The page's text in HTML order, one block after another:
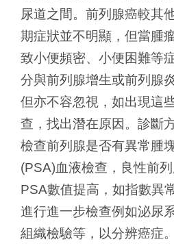
尿道之間。前列腺癌較其
期症狀並不明顯，但當腫
致小便頻密、小便困難等
分與前列腺增生或前列腺
但亦不容忽視，如出現這
查，找出潛在原因。診斷
檢查前列腺是否有異常腫
(PSA)血液檢查，良性前
PSA數值提高，如指數異
進行進一步檢查例如泌尿
組織檢驗等，以分辨癌症。